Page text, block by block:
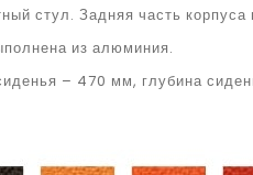
стул. Задняя часть
из алюминия.
– 470 мм, глубина